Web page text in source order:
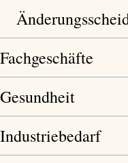
Fachgeschäfte
Gesundheit
Industriebedarf